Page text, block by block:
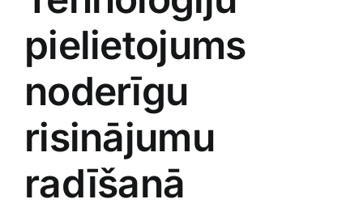
pielietojums ​
noderīgu⁢
risinājumu
radīšanā